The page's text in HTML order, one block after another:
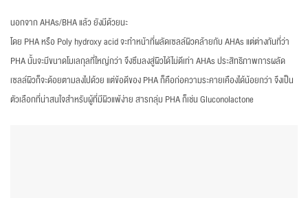
นอกจาก AHAs/BHA แล้ว ยังมีด้วยนะ
โดย PHA หรือ Poly hydroxy acid จะทำหน้าที่ผลัดเซลล์ผิวคล้ายกับ AHAs แต่ต่างกันที่ว่า
PHA นั้นจะมีขนาดโมเลกุลที่ใหญ่กว่า จึงซึมลงสู่ผิวได้ไม่ดีเท่า AHAs ประสิทธิภาพการผลัด
เซลล์ผิวก็จะด้อยตามลงไปด้วย แต่ข้อดีของ PHA ก็คือก่อความระคายเคืองได้น้อยกว่า จึงเป็น
ตัวเลือกที่น่าสนใจสำหรับผู้ที่มีผิวแพ้ง่าย สารกลุ่ม PHA ก็เช่น Gluconolactone